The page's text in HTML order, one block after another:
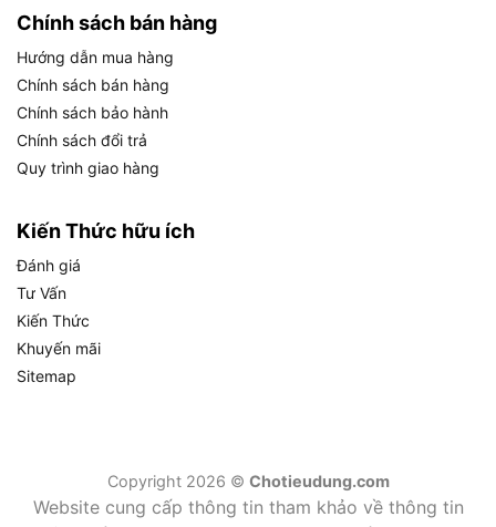
STT
Tên Sản
Phẩm
Thương
Hiệu
1
tâm Ewara
DWO 037
2
cao Ingco
VPM3708
dài hạn từ hãng.
Chính sách bán hàng
Hướng dẫn mua hàng
Chính sách bán hàng
Chính sách bảo hành
Chính sách đổi trả
Quy trình giao hàng
Kiến Thức hữu ích
Đánh giá
Tư Vấn
Kiến Thức
Khuyến mãi
Sitemap
Copyright 2026 © Chotieudung.com
Website cung cấp thông tin tham khảo về thông tin